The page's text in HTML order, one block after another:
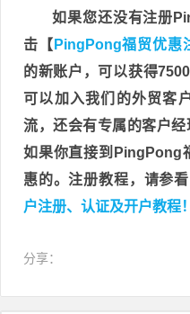
如果您还没有注册
击【 PingPong福贸优惠
的新账户，可以获得
可以加入我们的外贸客
流，还会有专属的客户经
如果你直接到PingPong
惠的。注册教程，请参看
户注册、认证及开户教程！
分享：